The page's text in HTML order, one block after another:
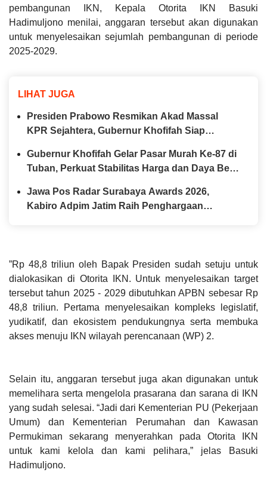
pembangunan IKN, Kepala Otorita IKN Basuki
Hadimuljono menilai, anggaran tersebut akan digunakan
untuk menyelesaikan sejumlah pembangunan di periode
2025-2029.
LIHAT JUGA
Presiden Prabowo Resmikan Akad Massal
KPR Sejahtera, Gubernur Khofifah Siap
Jawa Timur
Gubernur Khofifah Gelar Pasar Murah Ke-87 di
Tuban, Perkuat Stabilitas Harga dan Daya Beli
Jawa Pos Radar Surabaya Awards 2026,
Kabiro Adpim Jatim Raih Penghargaan
”Rp 48,8 triliun oleh Bapak Presiden sudah setuju untuk
dialokasikan di Otorita IKN. Untuk menyelesaikan target
tersebut tahun 2025 - 2029 dibutuhkan APBN sebesar Rp
48,8 triliun. Pertama menyelesaikan kompleks legislatif,
yudikatif, dan ekosistem pendukungnya serta membuka
akses menuju IKN wilayah perencanaan (WP) 2.
Selain itu, anggaran tersebut juga akan digunakan untuk
memelihara serta mengelola prasarana dan sarana di IKN
yang sudah selesai. “Jadi dari Kementerian PU (Pekerjaan
Umum) dan Kementerian Perumahan dan Kawasan
Permukiman sekarang menyerahkan pada Otorita IKN
untuk kami kelola dan kami pelihara,” jelas Basuki
Hadimuljono.